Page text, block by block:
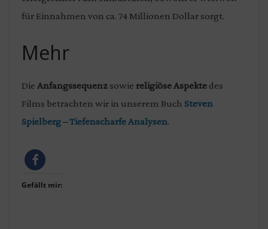
für Einnahmen von ca. 74 Millionen Dollar sorgt.
Mehr
Die Anfangssequenz sowie religiöse Aspekte des
Films betrachten wir in unserem Buch Steven
Spielberg – Tiefenscharfe Analysen.
Gefällt mir: